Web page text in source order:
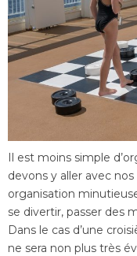
Il est moins simple
devons y aller avec
organisation
se divertir, passer des
Dans le cas d’une
ne sera non plus très